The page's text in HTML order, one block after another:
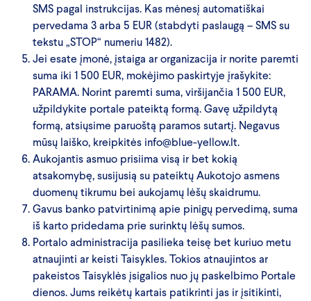
SMS pagal instrukcijas. Kas mėnesį automatiškai
pervedama 3 arba 5 EUR (stabdyti paslaugą – SMS su
tekstu „STOP“ numeriu 1482).
Jei esate įmonė, įstaiga ar organizacija ir norite paremti
suma iki 1 500 EUR, mokėjimo paskirtyje įrašykite:
PARAMA. Norint paremti suma, viršijančia 1 500 EUR,
užpildykite portale pateiktą formą. Gavę užpildytą
formą, atsiųsime paruoštą paramos sutartį. Negavus
mūsų laiško, kreipkitės info@blue-yellow.lt.
Aukojantis asmuo prisiima visą ir bet kokią
atsakomybę, susijusią su pateiktų Aukotojo asmens
duomenų tikrumu bei aukojamų lėšų skaidrumu.
Gavus banko patvirtinimą apie pinigų pervedimą, suma
iš karto pridedama prie surinktų lėšų sumos.
Portalo administracija pasilieka teisę bet kuriuo metu
atnaujinti ar keisti Taisykles. Tokios atnaujintos ar
pakeistos Taisyklės įsigalios nuo jų paskelbimo Portale
dienos. Jums reikėtų kartais patikrinti jas ir įsitikinti,